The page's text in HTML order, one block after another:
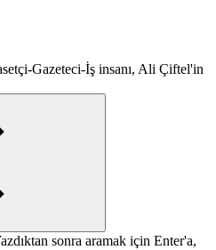
Gazeteci-İş insanı, Ali Çiftel'in
sonra aramak için Enter'a,